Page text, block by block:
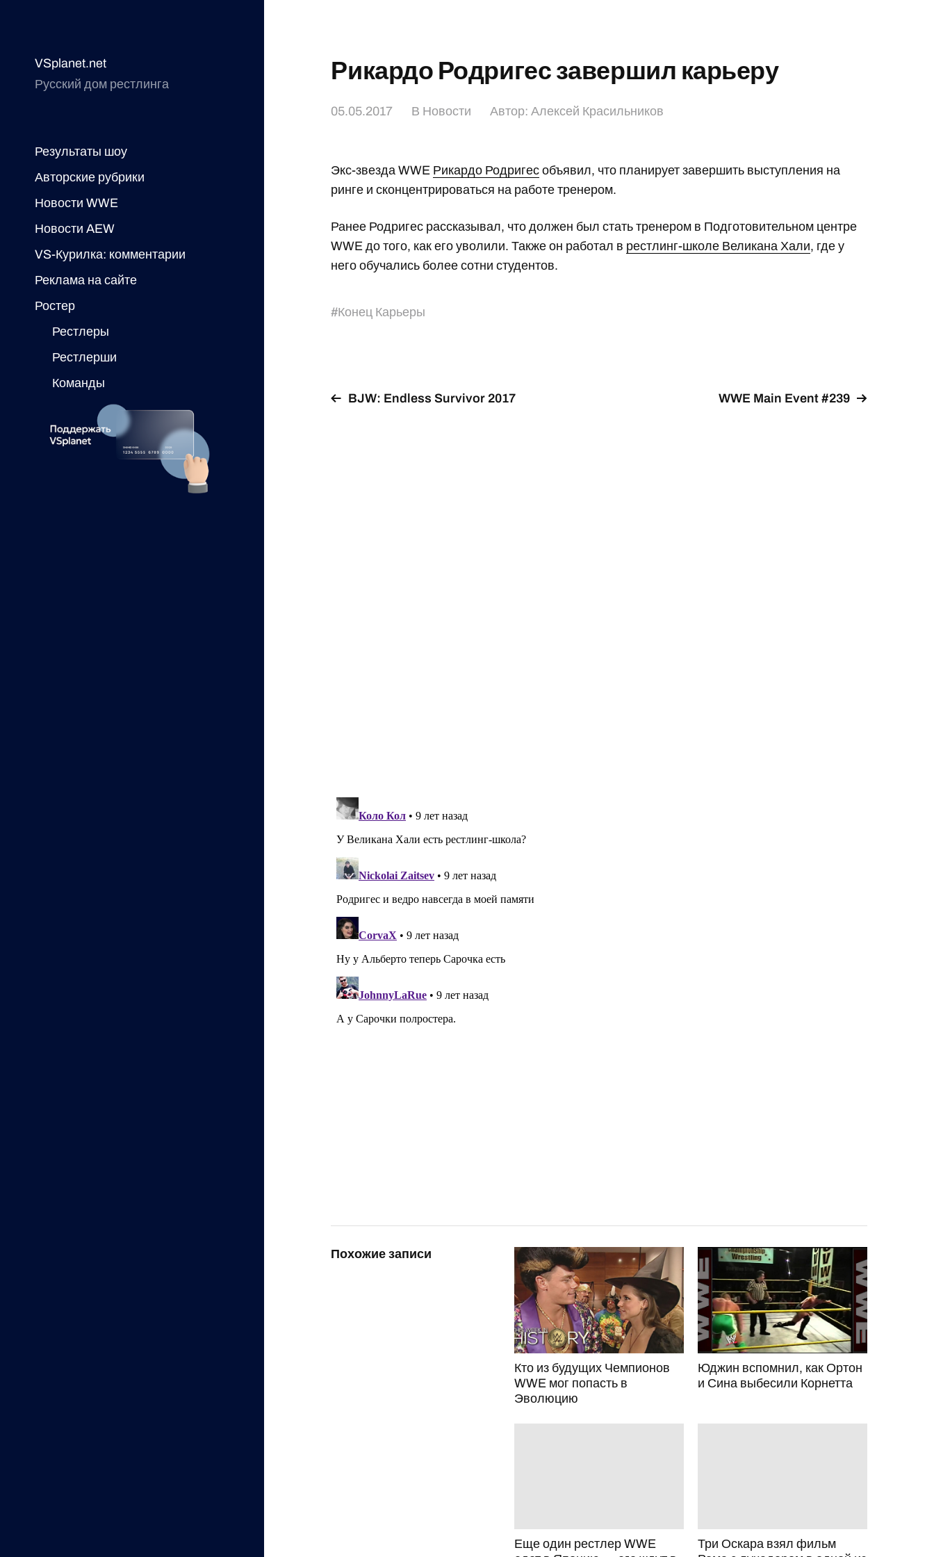
VSplanet.net
Русский дом рестлинга
Результаты шоу
Авторские рубрики
Новости WWE
Новости AEW
VS-Курилка: комментарии
Реклама на сайте
Ростер
Рестлеры
Рестлерши
Команды
Рикардо Родригес завершил карьеру
05.05.2017 В Новости Автор:Алексей Красильников
Экс-звезда WWE Рикардо Родригес объявил, что планирует завершить выступления на
ринге и сконцентрироваться на работе тренером.
Ранее Родригес рассказывал, что должен был стать тренером в Подготовительном центре
WWE до того, как его уволили. Также он работал в рестлинг-школе Великана Хали, где у
него обучались более сотни студентов.
#Конец Карьеры
BJW: Endless Survivor 2017 WWE Main Event #239
Похожие записи
Кто из будущих Чемпионов
WWE мог попасть в
Эволюцию
Юджин вспомнил, как Ортон
и Сина выбесили Корнетта
Еще один рестлер WWE
Три Оскара взял фильм